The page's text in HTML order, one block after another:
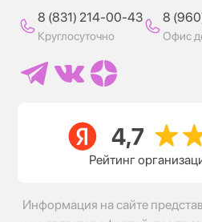
8 (831) 214-00-43
Круглосуточно
8
Офис
Рейтинг
Информация на сайте